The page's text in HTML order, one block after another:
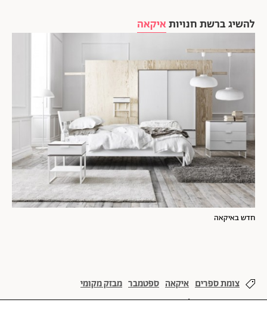
להשיג ברשת חנויותאיקאה
חדש באיקאה
צומת ספרים איקאה ספטמבר מבזק מקומי
עיצוב ואדריכלות תאורה